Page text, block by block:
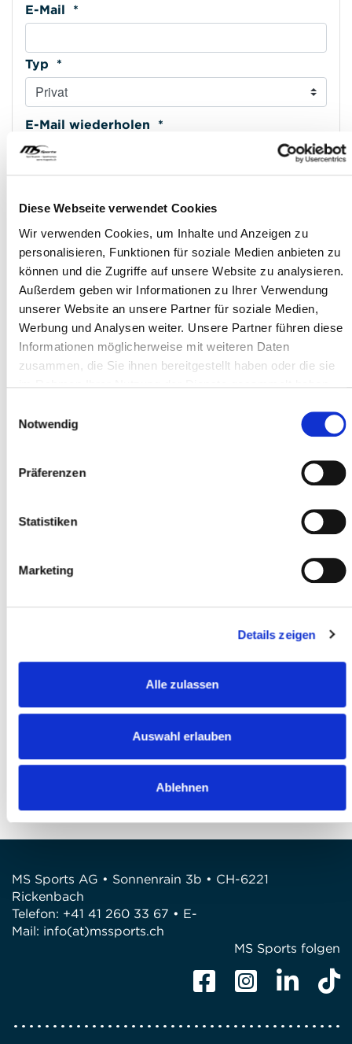
Diese Webseite verwendet Cookies
Wir verwenden Cookies, um Inhalte und Anzeigen zu
personalisieren, Funktionen für soziale Medien anbieten zu
können und die Zugriffe auf unsere Website zu analysieren.
Außerdem geben wir Informationen zu Ihrer Verwendung
unserer Website an unsere Partner für soziale Medien,
Werbung und Analysen weiter. Unsere Partner führen diese
Informationen möglicherweise mit weiteren Daten
zusammen, die Sie ihnen bereitgestellt haben oder die sie
Notwendig
Präferenzen
Statistiken
Marketing
Details zeigen
Alle zulassen
Auswahl erlauben
Ablehnen
E-Mail *
Typ *
E-Mail wiederholen *
Typ *
Postleitzahl *
Teilnehmer
Datenschutzbestimmungen
gelesen und bin damit einverstanden *
Anmeldung abschliessen
MS Sports AG • Sonnenrain 3b • CH-6221
Rickenbach
Telefon: +41 41 260 33 67 • E-
Mail: info(at)mssports.ch
MS Sports folgen